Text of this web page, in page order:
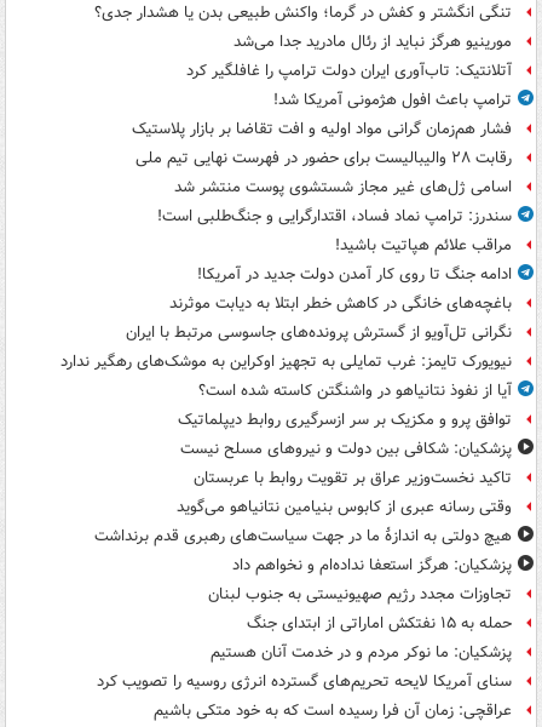
تنگی انگشتر و کفش در گرما؛ واکنش طبیعی بدن یا هشدار جدی؟
مورینیو هرگز نباید از رئال مادرید جدا می‌شد
آتلانتیک: تاب‌آوری ایران دولت ترامپ را غافلگیر کرد
ترامپ باعث افول هژمونی آمریکا شد!
فشار هم‌زمان گرانی مواد اولیه و افت تقاضا بر بازار پلاستیک
رقابت ۲۸ والیبالیست برای حضور در فهرست نهایی تیم ملی
اسامی ژل‌های غیر مجاز شستشوی پوست منتشر شد
سندرز: ترامپ نماد فساد، اقتدارگرایی و جنگ‌طلبی است!
مراقب علائم هپاتیت باشید!
ادامه جنگ تا روی کار آمدن دولت جدید در آمریکا!
باغچه‌های خانگی در کاهش خطر ابتلا به دیابت موثرند
نگرانی تل‌آویو از گسترش پرونده‌های جاسوسی مرتبط با ایران
نیویورک تایمز: غرب تمایلی به تجهیز اوکراین به موشک‌های رهگیر ندارد
آیا از نفوذ نتانیاهو در واشنگتن کاسته شده است؟
توافق پرو و مکزیک بر سر ازسرگیری روابط دیپلماتیک
پزشکیان: شکافی بین دولت و نیروهای مسلح نیست
تاکید نخست‌وزیر عراق بر تقویت روابط با عربستان
وقتی رسانه عبری از کابوس بنیامین نتانیاهو می‌گوید
هیچ دولتی به اندازۀ ما در جهت سیاست‌های رهبری قدم برنداشت
پزشکیان: هرگز استعفا نداده‌ام و نخواهم داد
تجاوزات مجدد رژیم صهیونیستی به جنوب لبنان
حمله به ۱۵ نفتکش‌ اماراتی از ابتدای جنگ
پزشکیان: ما نوکر مردم و در خدمت آنان هستیم
سنای آمریکا لایحه تحریم‌های گسترده انرژی روسیه را تصویب کرد
عراقچی: زمان آن فرا رسیده است که به خود متکی باشیم